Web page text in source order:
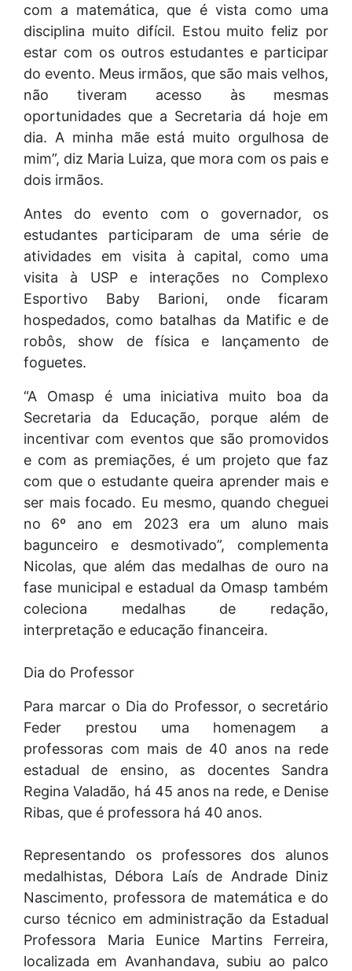
com a matemática, que é vista como uma
disciplina muito difícil. Estou muito feliz por
estar com os outros estudantes e participar
do evento. Meus irmãos, que são mais velhos,
não tiveram acesso às mesmas
oportunidades que a Secretaria dá hoje em
dia. A minha mãe está muito orgulhosa de
mim”, diz Maria Luiza, que mora com os pais e
dois irmãos.
Antes do evento com o governador, os
estudantes participaram de uma série de
atividades em visita à capital, como uma
visita à USP e interações no Complexo
Esportivo Baby Barioni, onde ficaram
hospedados, como batalhas da Matific e de
robôs, show de física e lançamento de
foguetes.
“A Omasp é uma iniciativa muito boa da
Secretaria da Educação, porque além de
incentivar com eventos que são promovidos
e com as premiações, é um projeto que faz
com que o estudante queira aprender mais e
ser mais focado. Eu mesmo, quando cheguei
no 6º ano em 2023 era um aluno mais
bagunceiro e desmotivado”, complementa
Nicolas, que além das medalhas de ouro na
fase municipal e estadual da Omasp também
coleciona medalhas de redação,
interpretação e educação financeira.
Dia do Professor
Para marcar o Dia do Professor, o secretário
Feder prestou uma homenagem a
professoras com mais de 40 anos na rede
estadual de ensino, as docentes Sandra
Regina Valadão, há 45 anos na rede, e Denise
Ribas, que é professora há 40 anos.
Representando os professores dos alunos
medalhistas, Débora Laís de Andrade Diniz
Nascimento, professora de matemática e do
curso técnico em administração da Estadual
Professora Maria Eunice Martins Ferreira,
localizada em Avanhandava, subiu ao palco